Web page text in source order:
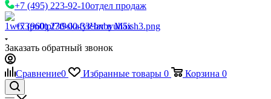
+7 (495) 223-92-10отдел продаж
+7 (960) 230-00-33Чат в Max
Заказать обратный звонок
Сравнение0 Избранные товары 0 Корзина 0